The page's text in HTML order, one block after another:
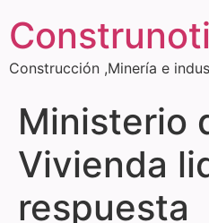
Construcción ,Minería e
Ministerio
Vivienda
respuesta